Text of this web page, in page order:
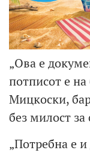
„Ова е
потписот е
Мицкоски,
без милост
„Потребна е